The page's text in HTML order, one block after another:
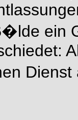
ein
Dienst